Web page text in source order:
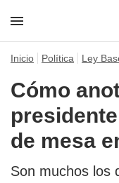
Inicio Política Ley
Cómo
de mesa
Son muchos los